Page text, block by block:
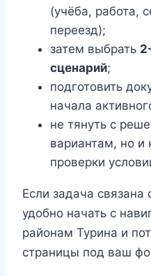
(учёба, работа,
переезд);
затем выбрать
сценарий;
подготовить
начала
не тянуть с
вариантам, но и
проверки
Если задача
удобно начать с
районам Турина и
страницы под ваш